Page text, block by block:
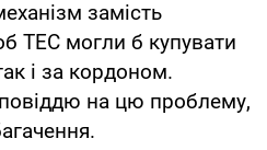
замість
ТЕС могли б купувати
і за кордоном.
на цю проблему,